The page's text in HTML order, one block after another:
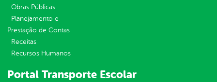
Obras Públicas
Planejamento e
Prestação de Contas
Receitas
Recursos Humanos
Portal Transporte Escolar